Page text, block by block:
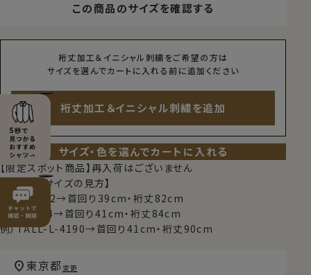
この商品のサイズを確認する
裄丈加工＆イニシャル刺繍をご希望の方は
サイズを選んでカートに入れる前に追加ください
裄丈加工＆イニシャル刺繍を追加
サイズ・色を選んでカートに入れる
【限定スポット商品】再入荷はございません
【シャツのサイズの見方】
例）M-3982→首回り39cm・裄丈82cm
例）L-4184→首回り41cm・裄丈84cm
例）TALL-L-4190→首回り41cm・裄丈90cm
東京都 変更